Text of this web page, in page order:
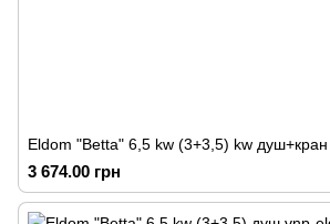
Eldom "Betta" 6,5 kw (3+3,5) kw душ+кран
3 674.00 грн